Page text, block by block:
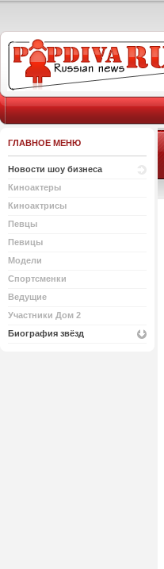
ГЛАВНОЕ МЕНЮ
Новости шоу бизнеса
Киноактеры
Киноактрисы
Певцы
Певицы
Модели
Спортсменки
Ведущие
Участники Дом 2
Биография звёзд